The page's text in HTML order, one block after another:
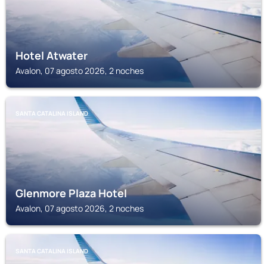
Hotel Atwater
Avalon, 07 agosto 2026, 2 noches
SANTA CATALINA ISLAND
Glenmore Plaza Hotel
Avalon, 07 agosto 2026, 2 noches
SANTA CATALINA ISLAND